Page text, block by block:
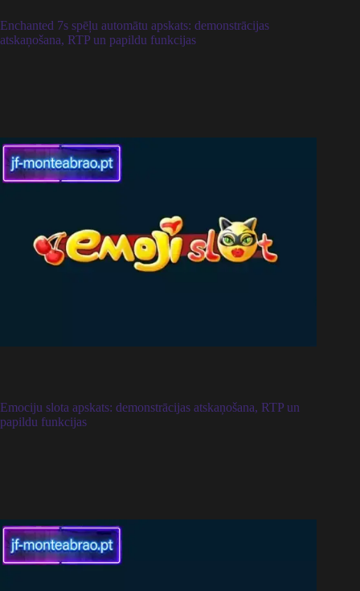
Enchanted 7s spēļu automātu apskats: demonstrācijas
atskaņošana, RTP un papildu funkcijas
Emociju slota apskats: demonstrācijas atskaņošana, RTP un
papildu funkcijas